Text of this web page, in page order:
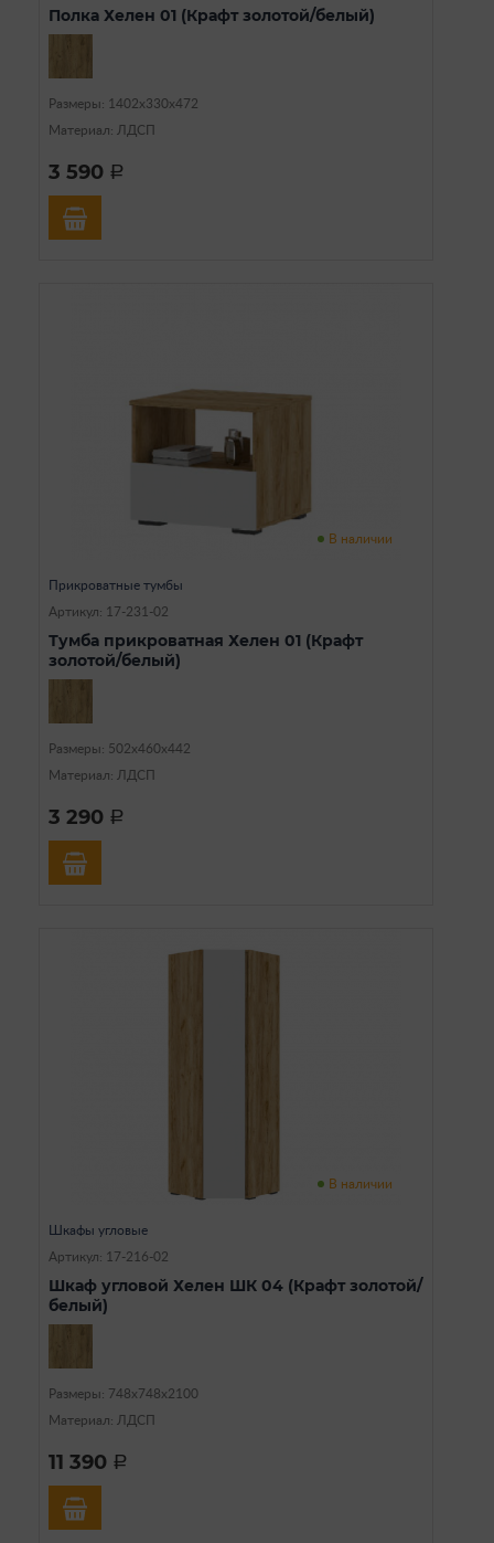
Полка Хелен 01 (Крафт золотой/белый)
Размеры: 1402х330х472
Материал: ЛДСП
3 590 a
В наличии
Прикроватные тумбы
Артикул: 17-231-02
Тумба прикроватная Хелен 01 (Крафт
золотой/белый)
Размеры: 502х460х442
Материал: ЛДСП
3 290 a
В наличии
Шкафы угловые
Артикул: 17-216-02
Шкаф угловой Хелен ШК 04 (Крафт золотой/
белый)
Размеры: 748х748х2100
Материал: ЛДСП
11 390 a